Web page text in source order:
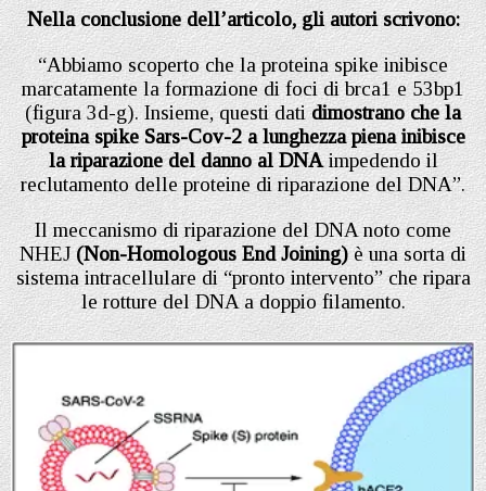
Nella conclusione dell’articolo, gli autori scrivono:
“Abbiamo scoperto che la proteina spike inibisce
marcatamente la formazione di foci di brca1 e 53bp1
(figura 3d-g). Insieme, questi datidimostrano che la
proteina spike Sars-Cov-2 a lunghezza piena inibisce
la riparazione del danno al DNAimpedendo il
reclutamento delle proteine di riparazione del DNA”.
Il meccanismo di riparazione del DNA noto come
NHEJ(Non-Homologous End Joining)è una sorta di
sistema intracellulare di “pronto intervento” che ripara
le rotture del DNA a doppio filamento.